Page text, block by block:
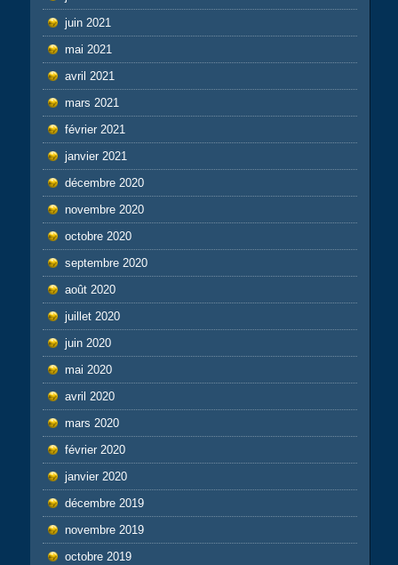
juin 2021
mai 2021
avril 2021
mars 2021
février 2021
janvier 2021
décembre 2020
novembre 2020
octobre 2020
septembre 2020
août 2020
juillet 2020
juin 2020
mai 2020
avril 2020
mars 2020
février 2020
janvier 2020
décembre 2019
novembre 2019
octobre 2019